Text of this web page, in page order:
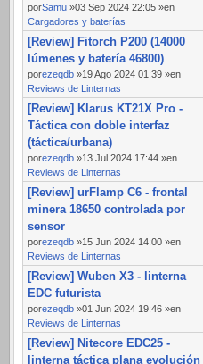
porSamu »03 Sep 2024 22:05 »en
Cargadores y baterías
[Review] Fitorch P200 (14000
lúmenes y batería 46800)
porezeqdb »19 Ago 2024 01:39 »en
Reviews de Linternas
[Review] Klarus KT21X Pro -
Táctica con doble interfaz
(táctica/urbana)
porezeqdb »13 Jul 2024 17:44 »en
Reviews de Linternas
[Review] urFlamp C6 - frontal
minera 18650 controlada por
sensor
porezeqdb »15 Jun 2024 14:00 »en
Reviews de Linternas
[Review] Wuben X3 - linterna
EDC futurista
porezeqdb »01 Jun 2024 19:46 »en
Reviews de Linternas
[Review] Nitecore EDC25 -
linterna táctica plana evolución